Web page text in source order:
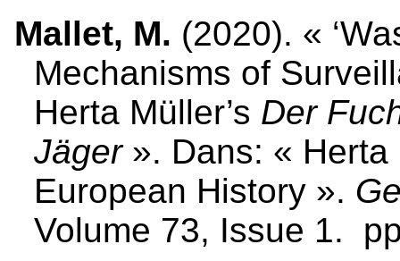
Mallet, M. (2020). «
Mechanisms of
Herta Müller’s Der
Jäger». Dans: « Herta
European History ».
Volume 73, Issue 1.